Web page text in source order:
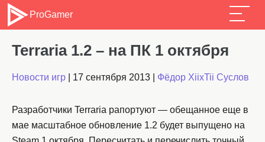
ProGamer
Terraria 1.2 – на ПК 1 октября
Новости игр 17 сентября 2013 Фёдор XiixTii Суслов
Разработчики Terraria рапортуют — обещанное еще в
мае масштабное обновление 1.2 будет выпущено на